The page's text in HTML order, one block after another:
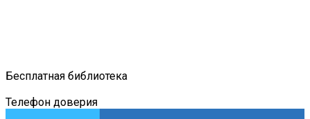
Бесплатная библиотека
Телефон доверия